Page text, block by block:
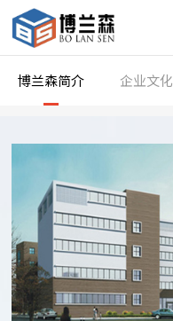
博兰森简介 企业文化